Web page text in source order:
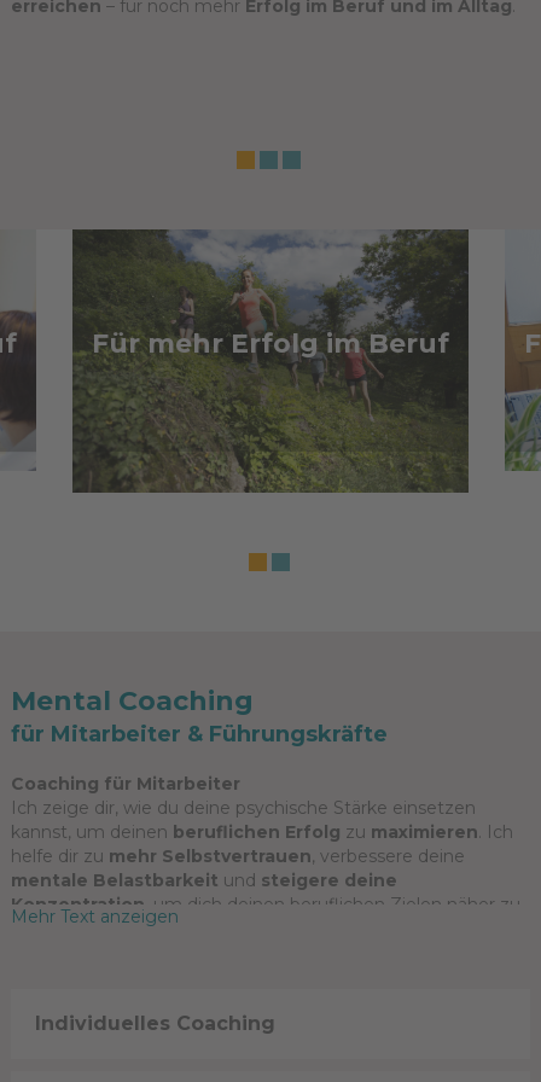
erreichen – für noch mehr Erfolg im Beruf und im Alltag.
Für mehr Erfolg im Beruf
Mental Coaching
für Mitarbeiter & Führungskräfte
Coaching für Mitarbeiter
Ich zeige dir, wie du deine psychische Stärke einsetzen
kannst, um deinen beruflichen Erfolg zu maximieren. Ich
helfe dir zu mehr Selbstvertrauen, verbessere deine
mentale Belastbarkeit und steigere deine
Konzentration , um dich deinen beruflichen Zielen näher zu
bringen.
deinerWahrnehmung, an
Mehr Text anzeigen
Individuelles Coaching